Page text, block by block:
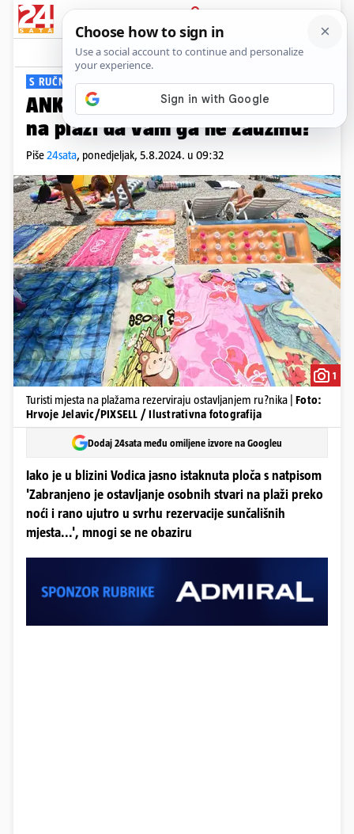
PRIJAVA
Viral Komentari
S RUČNICIMA, PERAJAMA, TORBOM...
ANKETA Rezervirate li si mjesto
na plaži da vam ga ne zauzmu?
Piše24sata, ponedjeljak, 5.8.2024. u 09:32
1
Turisti mjesta na plažama rezerviraju ostavljanjem ru?nika | Foto:
Hrvoje Jelavic/PIXSELL / Ilustrativna fotografija
Dodaj 24sata među omiljene izvore na Googleu
Iako je u blizini Vodica jasno istaknuta ploča s natpisom
'Zabranjeno je ostavljanje osobnih stvari na plaži preko
noći i rano ujutro u svrhu rezervacije sunčališnih
mjesta...', mnogi se ne obaziru